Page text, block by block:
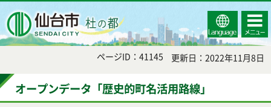
Select
Language
コンテ
ンツメ
ニュー
ページID：41145 更新日：2022年11月8日
オープンデータ「歴史的町名活用路線」